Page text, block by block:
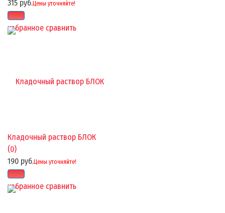
избранное сравнить
315 руб.Цены уточняйте!
избранное сравнить
Кладочный раствор БЛОК
(0)
190 руб.Цены уточняйте!